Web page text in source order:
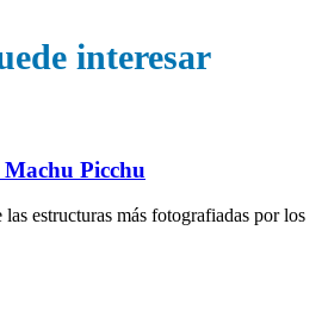
interesar
Picchu
estructuras más fotografiadas por los